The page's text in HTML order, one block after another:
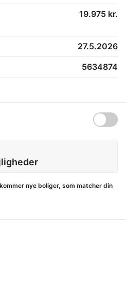
19.975 kr.
27.5.2026
5634874
nye boliger, som matcher din